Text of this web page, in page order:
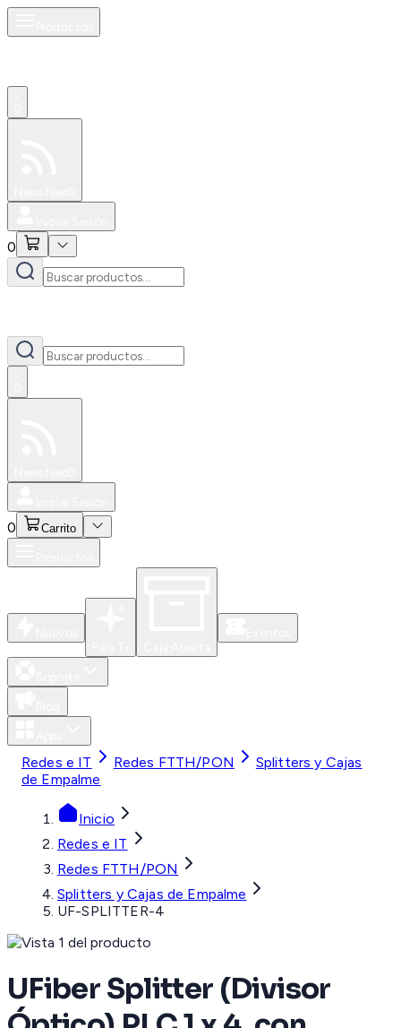
0
0 Carrito
Redes e IT Redes FTTH/PON
Splitters y Cajas
de Empalme
Inicio
Redes e IT
Redes FTTH/PON
Splitters y Cajas de Empalme
UF-SPLITTER-4
UFiber Splitter (Divisor